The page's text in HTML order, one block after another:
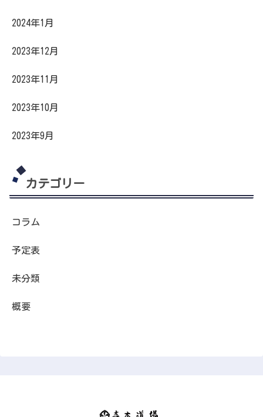
2024年1月
2023年12月
2023年11月
2023年10月
2023年9月
カテゴリー
コラム
予定表
未分類
概要